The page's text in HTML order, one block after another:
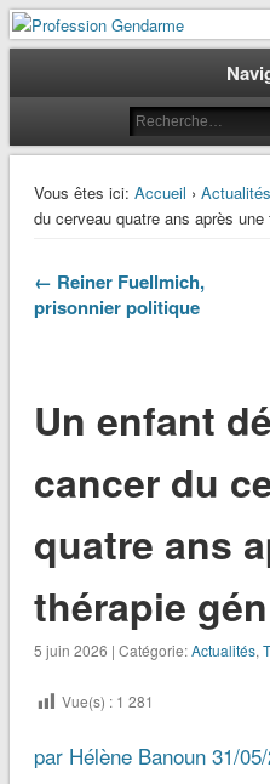
Profession
Le journal des gendarmes
Vous êtes ici: Accueil › Actualités
du cerveau quatre ans après une
← Reiner Fuellmich,
prisonnier politique
Un enfant
cancer du
quatre ans
thérapie
5 juin 2026 | Catégorie:Actualités,
Vue(s) : 1 281
par Hélène Banoun 31/